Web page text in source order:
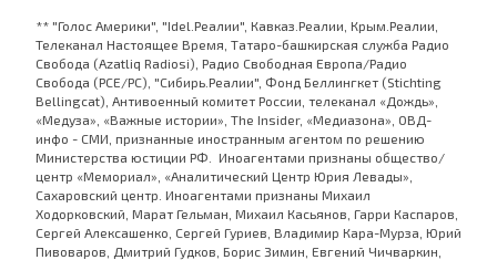
** "Голос Америки", "Idel.Реалии", Кавказ.Реалии, Крым.Реалии,
Телеканал Настоящее Время, Татаро-башкирская служба Радио
Свобода (Azatliq Radiosi), Радио Свободная Европа/Радио
Свобода (PCE/PC), "Сибирь.Реалии", Фонд Беллингкет (Stichting
Bellingcat), Антивоенный комитет России, телеканал «Дождь»,
«Медуза», «Важные истории», The Insider, «Медиазона», ОВД-
инфо - СМИ, признанные иностранным агентом по решению
Министерства юстиции РФ. Иноагентами признаны общество/
центр «Мемориал», «Аналитический Центр Юрия Левады»,
Сахаровский центр. Иноагентами признаны Михаил
Ходорковский, Марат Гельман, Михаил Касьянов, Гарри Каспаров,
Сергей Алексашенко, Сергей Гуриев, Владимир Кара-Мурза, Юрий
Пивоваров, Дмитрий Гудков, Борис Зимин, Евгений Чичваркин,